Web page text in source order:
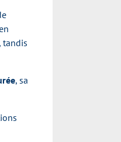
tandis
, sa